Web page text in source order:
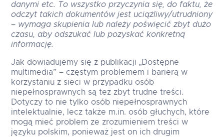
danymi etc. To wszystko przyczynia się, do faktu, że
odczyt takich dokumentów jest uciążliwy/utrudniony
– wymaga skupienia lub należy poświęcić zbyt dużo
czasu, aby odszukać lub pozyskać konkretną
informację.
Jak dowiadujemy się z publikacji „Dostępne
multimedia” – częstym problemem i barierą w
korzystaniu z sieci w przypadku osób
niepełnosprawnych są też zbyt trudne treści.
Dotyczy to nie tylko osób niepełnosprawnych
intelektualnie, lecz także m.in. osób głuchych, które
mogą mieć problem ze zrozumieniem treści w
języku polskim, ponieważ jest on ich drugim